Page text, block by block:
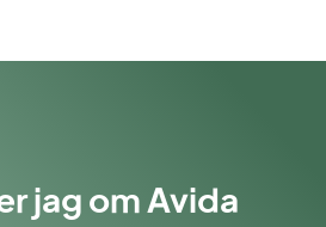
jag om Avida